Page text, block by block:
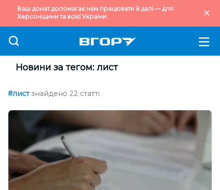
Ваш донат допомагає нам працювати й далі — для
Херсонщини та всієї України.
Новини за тегом: лист
#лист знайдено 22 статті